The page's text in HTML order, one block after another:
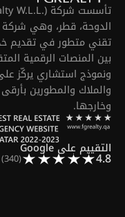
الدوحة، قطر، وهي
تقني متطور في تقديم
بين المنصات الرقمية
ونموذج استشاري يركّز
والملاك والمطورين
وخارجها.
التقييم على Google
4.8
(340)